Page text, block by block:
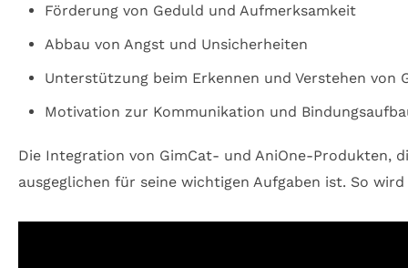
Förderung von Geduld und Aufmerksamkeit
Abbau von Angst und Unsicherheiten
Unterstützung beim Erkennen und Verstehen von
Motivation zur Kommunikation und
Die Integration von GimCat- und AniOne-Produkten,
ausgeglichen für seine wichtigen Aufgaben ist. So